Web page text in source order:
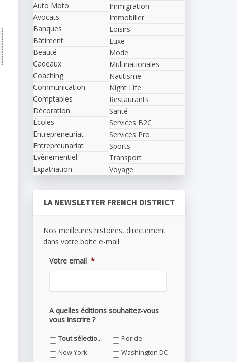
Auto Moto
Avocats
Banques
Bâtiment
Beauté
Cadeaux
Coaching
Communication
Comptables
Décoration
Écoles
Entrepreneuriat
Entrepreunariat
Evènementiel
Expatriation
Immigration
Immobilier
Loisirs
Luxe
Mode
Multinationales
Nautisme
Night Life
Restaurants
Santé
Services B2C
Services Pro
Sports
Transport
Voyage
LA NEWSLETTER FRENCH DISTRICT
Nos meilleures histoires, directement
dans votre boite e-mail.
Votre email *
A quelles éditions souhaitez-vous
vous inscrire ?
Tout sélectionner
Floride
New York
Washington DC